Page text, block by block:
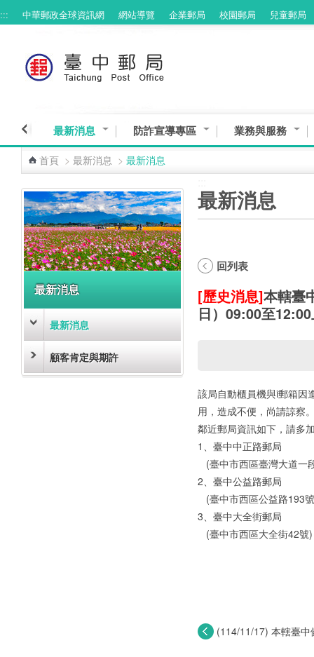
跳到主要內容區塊
::: 中華郵政全球資訊網 網站導覽 企業郵局 校園郵局 兒童郵局
最新消息 防詐宣導專區 業務與服務
首頁 > 最新消息 > 最新消息
最新消息
最新消息
顧客肯定與期許
最新消息
回列表
[歷史消息]本轄臺
日）09:00至
該局自動櫃員機與i郵箱因
用，造成不便，尚請諒察
鄰近郵局資訊如下，請多
1、臺中中正路郵局
(臺中市西區臺灣大道一
2、臺中公益路郵局
(臺中市西區公益路193
3、臺中大全街郵局
(臺中市西區大全街42號)
(114/11/17) 本轄臺